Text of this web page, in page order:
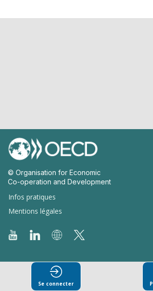
© Organisation for Economic
Co-operation and Development
Infos pratiques
Mentions légales
Se connecter